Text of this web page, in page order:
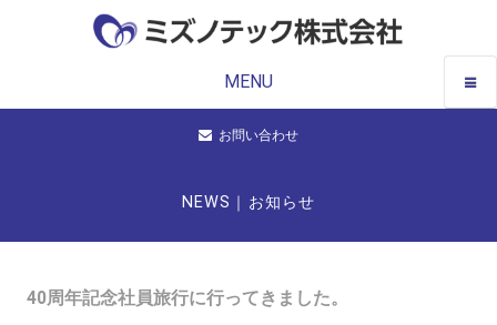
MENU
お問い合わせ
NEWS｜お知らせ
40周年記念社員旅行に行ってきました。